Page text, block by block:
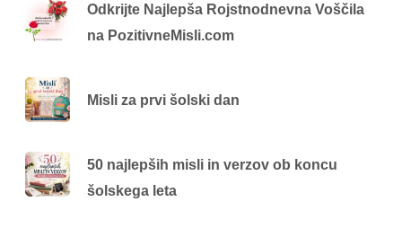
Odkrijte Najlepša Rojstnodnevna Voščila
na PozitivneMisli.com
Misli za prvi šolski dan
50 najlepših misli in verzov ob koncu
šolskega leta